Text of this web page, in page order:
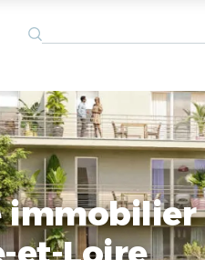
immobilier